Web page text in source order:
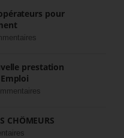
pour
prestation
CHÔMEURS